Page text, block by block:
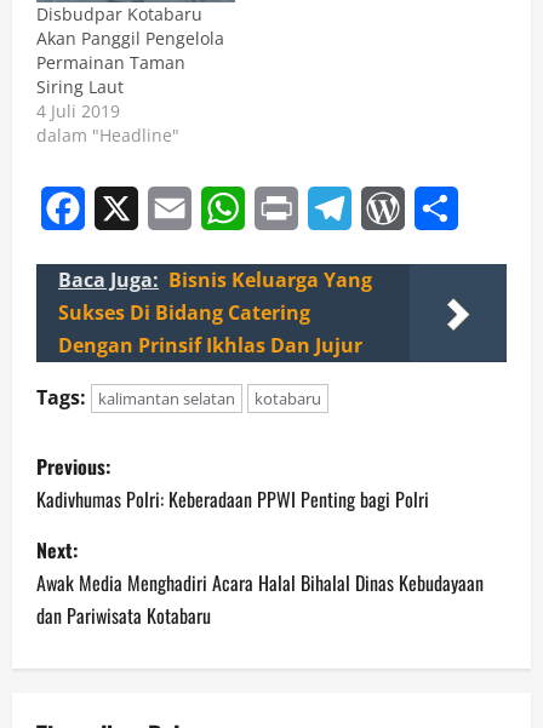
Disbudpar Kotabaru
Akan Panggil Pengelola
Permainan Taman
Siring Laut
4 Juli 2019
dalam "Headline"
Facebook Email WhatsApp
Print TelegramWordPress
Baca Juga: Bisnis Keluarga Yang
Sukses Di Bidang Catering
Dengan Prinsif Ikhlas Dan Jujur
Tags:
kalimantan selatan kotabaru
P
o
s
t
n
a
Previous:
Kadivhumas Polri: Keberadaan PPWI Penting bagi Polri
Next:
Awak Media Menghadiri Acara Halal Bihalal Dinas Kebudayaan
dan Pariwisata Kotabaru